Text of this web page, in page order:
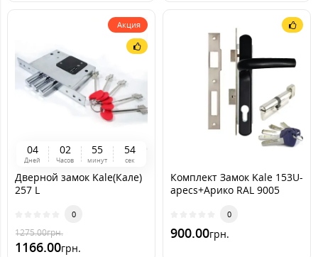
Акция
04
Дней
02
Часов
55
минут
52
сек
Дверной замок Kale(Кале)
257 L
0
1275.00грн.
1166.00грн.
Комплект Замок Kale 153U-
apecs+Арико RAL 9005
0
900.00грн.